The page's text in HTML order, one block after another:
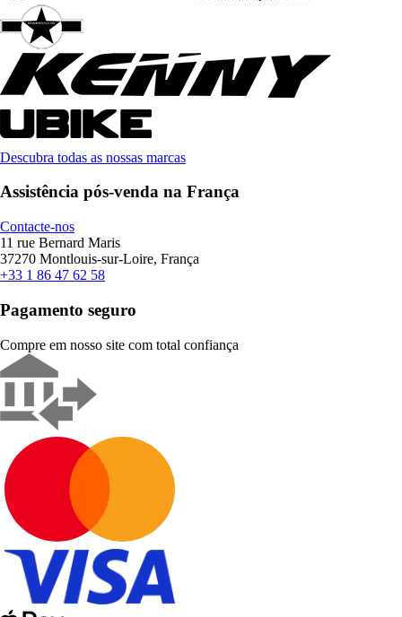
Descubra todas as nossas marcas
Assistência pós-venda na França
Contacte-nos
11 rue Bernard Maris
37270 Montlouis-sur-Loire, França
+33 1 86 47 62 58
Pagamento seguro
Compre em nosso site com total confiança